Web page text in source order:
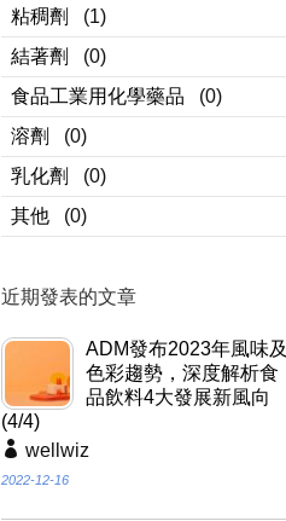
粘稠劑
(1)
結著劑
(0)
食品工業用化學藥品
(0)
溶劑
(0)
乳化劑
(0)
其他
(0)
近期發表的文章
ADM發布2023年風味及
色彩趨勢，深度解析食
品飲料4大發展新風向
(4/4)
wellwiz
2022-12-16